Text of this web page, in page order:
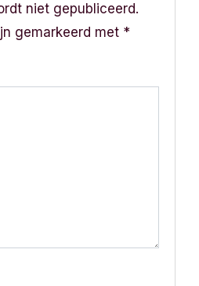
niet gepubliceerd.
gemarkeerd met *